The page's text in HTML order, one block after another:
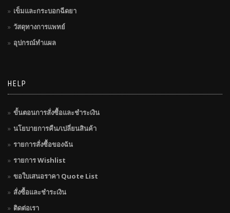
เข็มและกระบอกฉีดยา
วัสดุทางการแพทย์
อุปกรณ์ทำแผล
HELP
ขั้นตอนการสั่งซื้อและชำระเงิน
นโยบายการคืน/เปลี่ยนสินค้า
รายการสั่งซื้อของฉัน
รายการ Wishlist
ขอใบเสนอราคา Quote List
สั่งซื้อและชำระเงิน
ติดต่อเรา